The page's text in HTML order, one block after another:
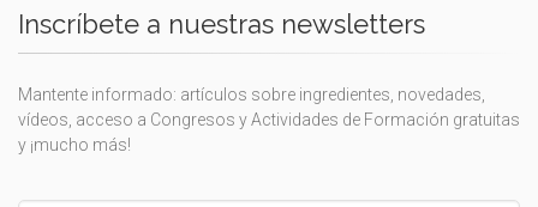
Inscríbete a nuestras newsletters
Mantente informado: artículos sobre ingredientes, novedades,
vídeos, acceso a Congresos y Actividades de Formación gratuitas
y ¡mucho más!